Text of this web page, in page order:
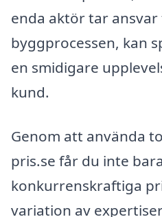
enda aktör tar ansvar
byggprocessen, kan
en smidigare
kund.
Genom att använda
pris.se får du inte
konkurrenskraftiga
variation av